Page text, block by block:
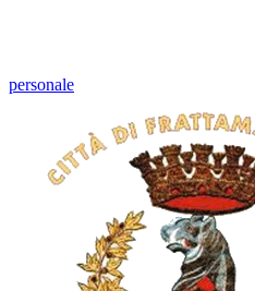
personale